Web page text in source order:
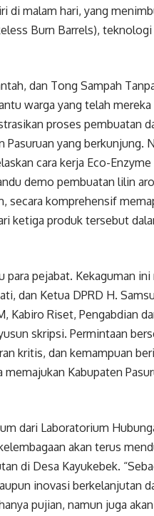
di malam hari, yang
Burn Barrels),
dan Tong Sampah
warga yang telah
proses pembuatan
yang berkunjung.
cara kerja Eco-
demo pembuatan lilin
secara komprehensif
ketiga produk tersebut
pejabat. Kekaguman ini
dan Ketua DPRD H.
Kabiro Riset, Pengabdian
skripsi. Permintaan
kritis, dan kemampuan
Kabupaten
dari Laboratorium
akan terus
di Desa Kayukebek.
inovasi berkelanjutan
pujian, namun juga